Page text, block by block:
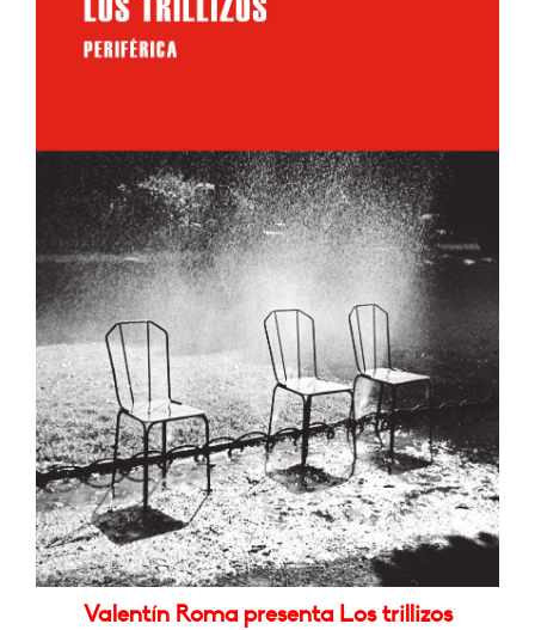
Valentín Roma presenta Los trillizos